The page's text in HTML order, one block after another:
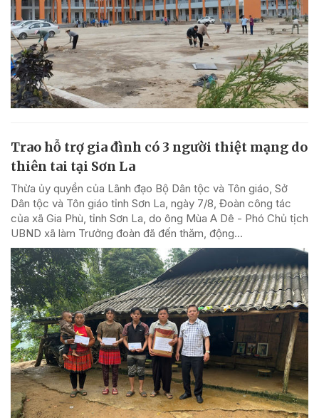
Trao hỗ trợ gia đình có 3 người thiệt mạng do
thiên tai tại Sơn La
Thừa ủy quyền của Lãnh đạo Bộ Dân tộc và Tôn giáo, Sở
Dân tộc và Tôn giáo tỉnh Sơn La, ngày 7/8, Đoàn công tác
của xã Gia Phù, tỉnh Sơn La, do ông Mùa A Dê - Phó Chủ tịch
UBND xã làm Trưởng đoàn đã đến thăm, động...